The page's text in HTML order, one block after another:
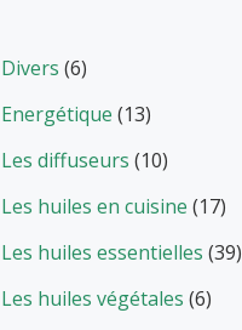
Divers (6)
Energétique (13)
Les diffuseurs (10)
Les huiles en cuisine (17)
Les huiles essentielles (39)
Les huiles végétales (6)